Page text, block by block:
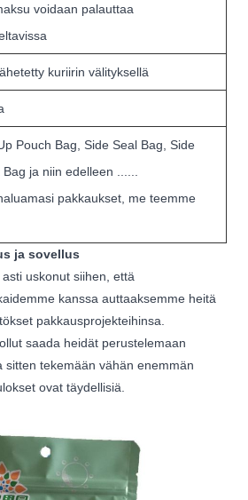
voidaan palauttaa
kuriirin välityksellä
Pouch Bag, Side Seal Bag, Side
ja niin edelleen ......
pakkaukset, me teemme
ja sovellus
uskonut siihen, että
kanssa auttaaksemme heitä
pakkausprojekteihinsa.
saada heidät perustelemaan
sitten tekemään vähän enemmän
ovat täydellisiä.